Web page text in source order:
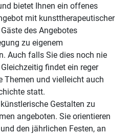
bietet Ihnen ein offenes
mit kunsttherapeutischer
des Angebotes
zu eigenem
Auch falls Sie dies noch nie
findet ein reger
Themen und vielleicht auch
statt.
Gestalten zu
angeboten. Sie orientieren
den jährlichen Festen, an